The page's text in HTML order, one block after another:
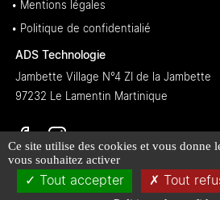
• Mentions légales
• Politique de confidentialié
ADS Technologie
Jambette Village N°4 ZI de la Jambette
97232 Le Lamentin Martinique
Ce site utilise des cookies et vous donne
vous souhaitez activer
Tout accepter
Tout